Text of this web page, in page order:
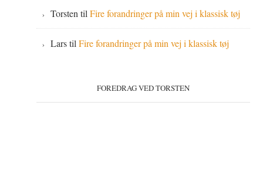
Torsten tilFire forandringer på min vej i klassisk tøj
LarstilFire forandringer på min vej i klassisk tøj
FOREDRAG VED TORSTEN